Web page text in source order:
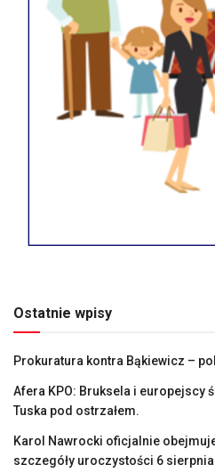
Ostatnie wpisy
Prokuratura kontra Bąkiewicz –
Afera KPO: Bruksela i europejscy
Tuska pod ostrzałem.
Karol Nawrocki oficjalnie
szczegóły uroczystości 6